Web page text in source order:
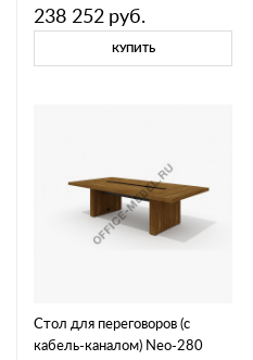
238 252 руб.
КУПИТЬ
Стол для переговоров (с
кабель-каналом) Neo-280